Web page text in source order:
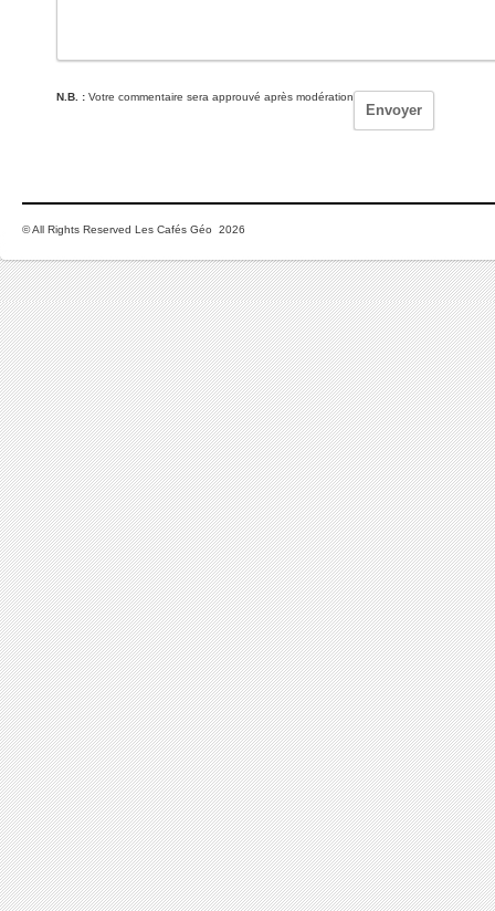
N.B. : Votre commentaire sera approuvé après modération
© All Rights Reserved Les Cafés Géo 2026